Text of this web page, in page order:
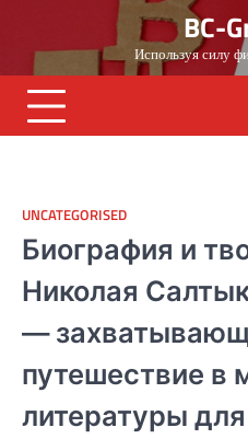
content
BC-
Используя силу
UNCATEGORISED
Биография и
Николая
—
путешествие в
литературы